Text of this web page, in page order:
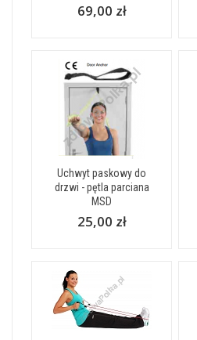
69,00 zł
Uchwyt paskowy do
drzwi - pętla parciana
MSD
25,00 zł